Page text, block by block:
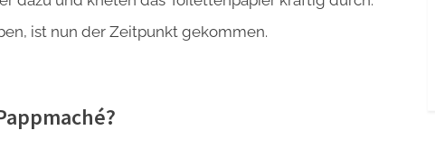
ist nun der Zeitpunkt gekommen.